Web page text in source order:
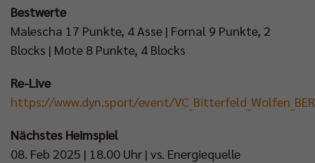
Bestwerte
Malescha 17 Punkte, 4 Asse | Fornal 9 Punkte, 2
Blocks | Mote 8 Punkte, 4 Blocks
Re-Live
https://www.dyn.sport/event/
Nächstes Heimspiel
08. Feb 2025 | 18.00 Uhr | vs. Energiequelle